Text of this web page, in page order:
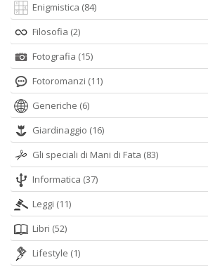
Enigmistica (84)
Filosofia (2)
Fotografia (15)
Fotoromanzi (11)
Generiche (6)
Giardinaggio (16)
Gli speciali di Mani di Fata (83)
Informatica (37)
Leggi (11)
Libri (52)
Lifestyle (1)